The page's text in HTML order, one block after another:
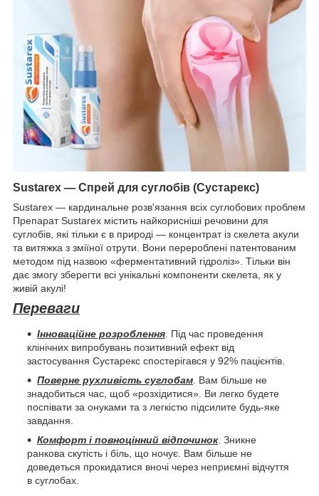
Sustarex — Спрей для суглобів (Сустарекс)
Sustarex — кардинальне розв'язання всіх суглобових проблем
Препарат Sustarex містить найкорисніші речовини для
суглобів, які тільки є в природі — концентрат із скелета акули
та витяжка з зміїної отрути. Вони перероблені патентованим
методом під назвою «ферментативний гідроліз». Тільки він
дає змогу зберегти всі унікальні компоненти скелета, як у
живій акулі!
Переваги
Інноваційне розроблення . Під час проведення
клінічних випробувань позитивний ефект від
застосування Сустарекс спостерігався у 92% пацієнтів.
Поверне рухливість суглобам . Вам більше не
знадобиться час, щоб «розхідитися». Ви легко будете
поспівати за онуками та з легкістю підсилите будь-яке
завдання.
Комфорт і повноцінний відпочинок. Зникне
ранкова скутість і біль, що ночує. Вам більше не
доведеться прокидатися вночі через неприємні відчуття
в суглобах.